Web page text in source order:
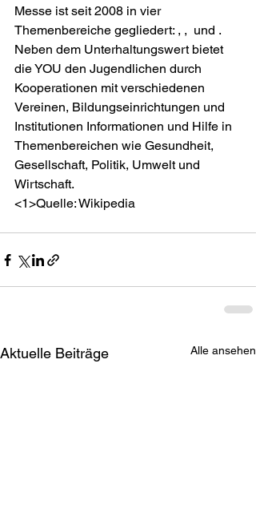
Messe ist seit 2008 in vier
Themenbereiche gegliedert: , , und .
Neben dem Unterhaltungswert bietet
die YOU den Jugendlichen durch
Kooperationen mit verschiedenen
Vereinen, Bildungseinrichtungen und
Institutionen Informationen und Hilfe in
Themenbereichen wie Gesundheit,
Gesellschaft, Politik, Umwelt und
Wirtschaft.
<1>
Aktuelle Beiträge Alle ansehen